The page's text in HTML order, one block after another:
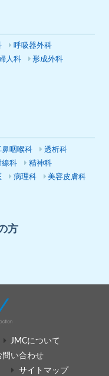
呼吸器外科
人科
形成外科
鼻咽喉科
透析科
線科
精神科
病理科
美容皮膚科
方
JMCについて
問い合わせ
サイトマップ